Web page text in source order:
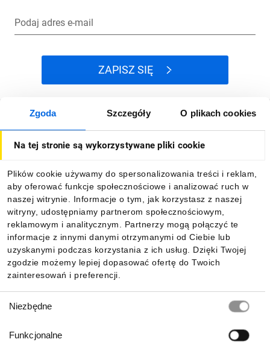
Zgoda Szczegóły O plikach cookies
Na tej stronie są wykorzystywane pliki cookie
Plików cookie używamy do spersonalizowania treści i reklam,
aby oferować funkcje społecznościowe i analizować ruch w
naszej witrynie. Informacje o tym, jak korzystasz z naszej
witryny, udostępniamy partnerom społecznościowym,
reklamowym i analitycznym. Partnerzy mogą połączyć te
informacje z innymi danymi otrzymanymi od Ciebie lub
uzyskanymi podczas korzystania z ich usług. Dzięki Twojej
zgodzie możemy lepiej dopasować ofertę do Twoich
zainteresowań i preferencji.
zgody
Niezbędne
Funkcjonalne
Podaj adres e-mail
ZAPISZ SIĘ
Dla kupujących
Informacje
Pobierz naszą aplikację mobilną: